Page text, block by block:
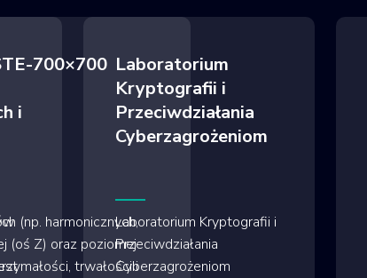
700×700
(np. harmonicznych,
(oś Z) oraz poziomej
trwałości i
i
Laboratorium
Kryptografii i
Przeciwdziałania
Cyberzagrożeniom
Laboratorium Kryptografii i
Przeciwdziałania
Cyberzagrożeniom